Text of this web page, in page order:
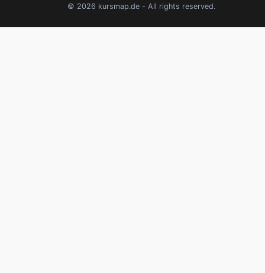
© 2026 kursmap.de - All rights reserved.